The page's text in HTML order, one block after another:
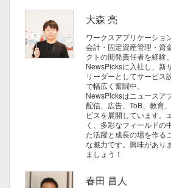
大森 亮
ワークスアプリケーショ
会計・固定資産管理・資
クトの開発責任者を経験
NewsPicksに入社し、新
リーダーとしてサービス
で幅広く奮闘中。
NewsPicksはニュースア
配信、広告、ToB、教育
ビスを展開しています。
く、多彩なフィールドの
た活躍と成長の場を作る
な魅力です。興味があり
ましょう！
春田 昌人